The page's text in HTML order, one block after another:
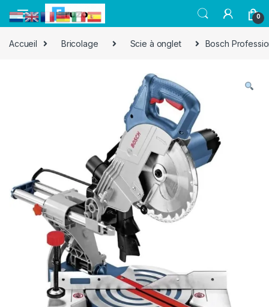
0
Accueil Bricolage Scie à onglet Bosch